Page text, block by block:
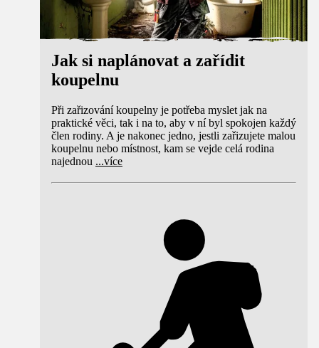
Jak si naplánovat a zařídit
koupelnu
Při zařizování koupelny je potřeba myslet jak na
praktické věci, tak i na to, aby v ní byl spokojen každý
člen rodiny. A je nakonec jedno, jestli zařizujete malou
koupelnu nebo místnost, kam se vejde celá rodina
najednou ...více